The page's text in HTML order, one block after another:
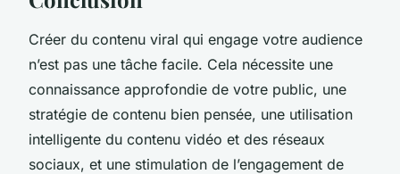
Créer du contenu viral qui engage votre audience
n’est pas une tâche facile. Cela nécessite une
connaissance approfondie de votre public, une
stratégie de contenu bien pensée, une utilisation
intelligente du contenu vidéo et des réseaux
sociaux, et une stimulation de l’engagement de